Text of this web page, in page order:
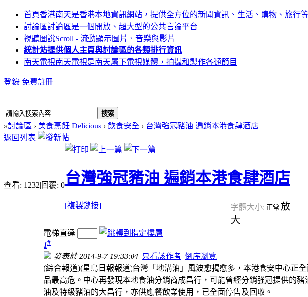
首頁香港南天是香港本地資訊網站，提供全方位的新聞資訊、生活、購物、旅行
討論區討論區是一個開放、超大型的公共言論平台
視聽圖說Scroll - 流動顯示圖片、音樂與影片
統計站提供個人主頁與討論區的各類排行資訊
南天電視南天電視是南天屬下電視媒體，拍攝和製作各類節目
登錄 免費註冊
搜索
»討論區 › 美食烹飪 Delicious › 飲食安全 › 台灣強冠豬油 遍銷本港食肆酒店
返回列表
查看: 1232|回覆: 0台灣強冠豬油 遍銷本港食肆酒店
[複製鏈接] 字體大小: 正常 放
大
電梯直達
1#
發表於 2014-9-7 19:33:04 |只看該作者 |倒序瀏覽
(綜合報道)(星島日報報道)台灣「地溝油」風波愈揭愈多，本港食安中心正
品最高危。中心再發現本地食油分銷商成昌行，可能曾經分銷強冠提供的
油及特級豬油的大昌行，亦供應餐飲業使用，已全面停售及回收。